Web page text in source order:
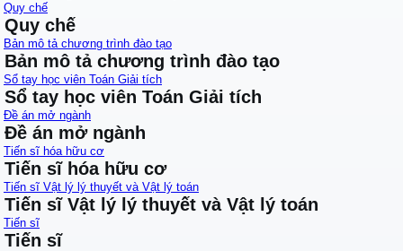
Quy chế
Quy chế
Bản mô tả chương trình đào tạo
Bản mô tả chương trình đào tạo
Sổ tay học viên Toán Giải tích
Sổ tay học viên Toán Giải tích
Đề án mở ngành
Đề án mở ngành
Tiến sĩ hóa hữu cơ
Tiến sĩ hóa hữu cơ
Tiến sĩ Vật lý lý thuyết và Vật lý toán
Tiến sĩ Vật lý lý thuyết và Vật lý toán
Tiến sĩ
Tiến sĩ